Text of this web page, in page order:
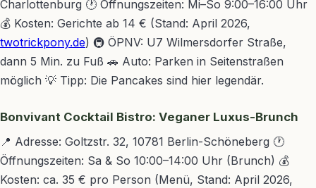
Charlottenburg 🕐 Öffnungszeiten: Mi–So 9:00–16:00 Uhr
💰 Kosten: Gerichte ab 14 € (Stand: April 2026,
twotrickpony.de) 🚇 ÖPNV: U7 Wilmersdorfer Straße,
dann 5 Min. zu Fuß 🚗 Auto: Parken in Seitenstraßen
möglich 💡 Tipp: Die Pancakes sind hier legendär.
Bonvivant Cocktail Bistro: Veganer Luxus-Brunch
📍 Adresse: Goltzstr. 32, 10781 Berlin-Schöneberg 🕐
Öffnungszeiten: Sa & So 10:00–14:00 Uhr (Brunch) 💰
Kosten: ca. 35 € pro Person (Menü, Stand: April 2026,